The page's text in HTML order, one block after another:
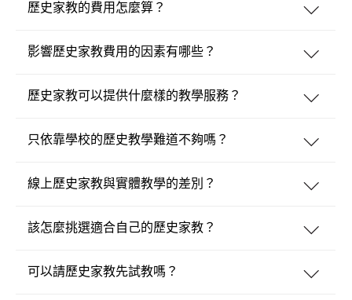
歷史家教的費用怎麼算？
影響歷史家教費用的因素有哪些？
歷史家教可以提供什麼樣的教學服務？
只依靠學校的歷史教學難道不夠嗎？
線上歷史家教與實體教學的差別？
該怎麼挑選適合自己的歷史家教？
可以請歷史家教先試教嗎？